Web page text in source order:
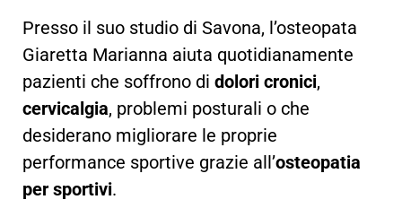
Presso il suo studio di Savona, l’osteopata
Giaretta Marianna aiuta quotidianamente
pazienti che soffrono di dolori cronici,
cervicalgia, problemi posturali o che
desiderano migliorare le proprie
performance sportive grazie all’osteopatia
per sportivi.